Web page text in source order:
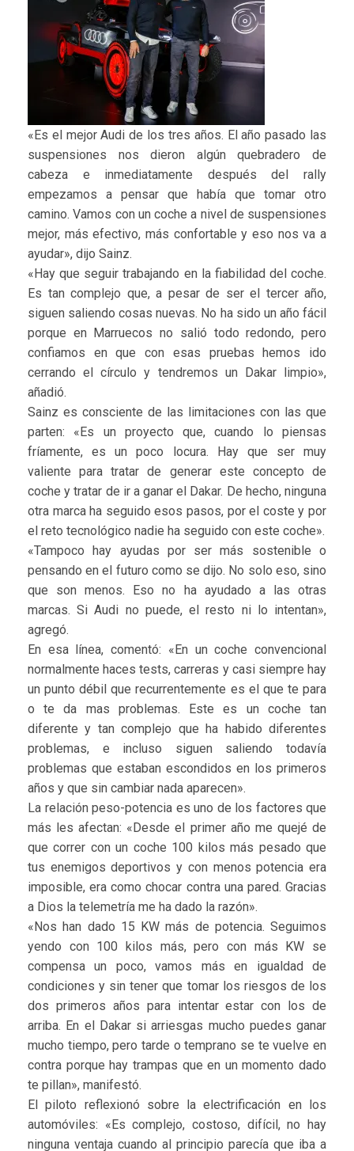
«Es el mejor Audi de los tres años. El año pasado las
suspensiones nos dieron algún quebradero de
cabeza e inmediatamente después del rally
empezamos a pensar que había que tomar otro
camino. Vamos con un coche a nivel de suspensiones
mejor, más efectivo, más confortable y eso nos va a
ayudar», dijo Sainz.
«Hay que seguir trabajando en la fiabilidad del coche.
Es tan complejo que, a pesar de ser el tercer año,
siguen saliendo cosas nuevas. No ha sido un año fácil
porque en Marruecos no salió todo redondo, pero
confiamos en que con esas pruebas hemos ido
cerrando el círculo y tendremos un Dakar limpio»,
añadió.
Sainz es consciente de las limitaciones con las que
parten: «Es un proyecto que, cuando lo piensas
fríamente, es un poco locura. Hay que ser muy
valiente para tratar de generar este concepto de
coche y tratar de ir a ganar el Dakar. De hecho, ninguna
otra marca ha seguido esos pasos, por el coste y por
el reto tecnológico nadie ha seguido con este coche».
«Tampoco hay ayudas por ser más sostenible o
pensando en el futuro como se dijo. No solo eso, sino
que son menos. Eso no ha ayudado a las otras
marcas. Si Audi no puede, el resto ni lo intentan»,
agregó.
En esa línea, comentó: «En un coche convencional
normalmente haces tests, carreras y casi siempre hay
un punto débil que recurrentemente es el que te para
o te da mas problemas. Este es un coche tan
diferente y tan complejo que ha habido diferentes
problemas, e incluso siguen saliendo todavía
problemas que estaban escondidos en los primeros
años y que sin cambiar nada aparecen».
La relación peso-potencia es uno de los factores que
más les afectan: «Desde el primer año me quejé de
que correr con un coche 100 kilos más pesado que
tus enemigos deportivos y con menos potencia era
imposible, era como chocar contra una pared. Gracias
a Dios la telemetría me ha dado la razón».
«Nos han dado 15 KW más de potencia. Seguimos
yendo con 100 kilos más, pero con más KW se
compensa un poco, vamos más en igualdad de
condiciones y sin tener que tomar los riesgos de los
dos primeros años para intentar estar con los de
arriba. En el Dakar si arriesgas mucho puedes ganar
mucho tiempo, pero tarde o temprano se te vuelve en
contra porque hay trampas que en un momento dado
te pillan», manifestó.
El piloto reflexionó sobre la electrificación en los
automóviles: «Es complejo, costoso, difícil, no hay
ninguna ventaja cuando al principio parecía que iba a